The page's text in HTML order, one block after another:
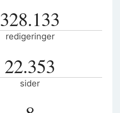
328.133
redigeringer
22.353
sider